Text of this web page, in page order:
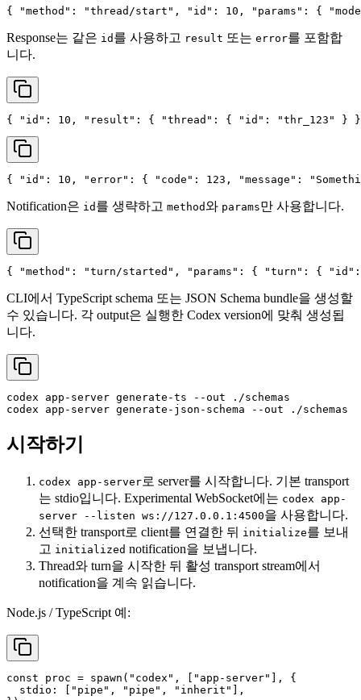
{ "method" : "thread/start" , "id" : 10 , "params" : {
Response는 같은 id 를 사용하고 result 또는 error를 포함합
니다.
{ "id" : 10 , "result" : { "thread" : { "id" : "thr_123" } }
{ "id" : 10 , "error" : { "code" : 123 , "message" :
Notification은 id 를 생략하고 method와 params만 사용합니다.
{ "method" : "turn/started" , "params" : { "turn" : { "id" :
CLI에서 TypeScript schema 또는 JSON Schema bundle을 생성할
수 있습니다. 각 output은 실행한 Codex version에 맞춰 생성됩
니다.
codex app-server generate-ts --out ./schemas
시작하기
codex app-server로 server를 시작합니다. 기본 transport
는 stdio입니다. Experimental WebSocket에는 codex app-
server --listen ws://127.0.0.1:4500을 사용합니다.
선택한 transport로 client를 연결한 뒤 initialize를 보내
고 initialized notification을 보냅니다.
Thread와 turn을 시작한 뒤 활성 transport stream에서
notification을 계속 읽습니다.
Node.js / TypeScript 예:
const proc = spawn ( "codex" , [ "app-server" ], {
stdio : [ "pipe" , "pipe" , "inherit" ],